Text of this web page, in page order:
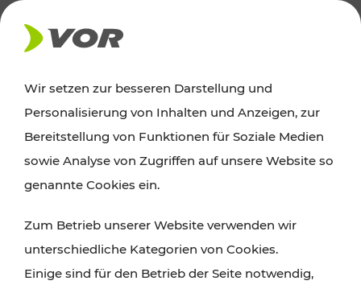
AKTUELLES
Ausflugstipps
Wien, Niederösterreich und das Burgenland
Wanderungen, Kultur und Gastronomie,
Radtouren oder purer Naturgenuss – viele
Attraktionen sind mit den Ticket- und Fahrplan-
Wir setzen zur besseren Darstellung und
Personalisierung von Inhalten und Anzeigen, zur
Bereitstellung von Funktionen für Soziale Medien
sowie Analyse von Zugriffen auf unsere Website so
genannte Cookies ein.
Zum Betrieb unserer Website verwenden wir
unterschiedliche Kategorien von Cookies.
Einige sind für den Betrieb der Seite notwendig,